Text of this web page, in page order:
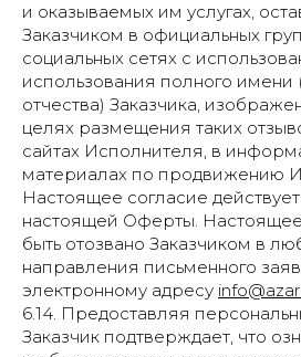
и оказываемых им услугах,
Заказчиком в официальных
социальных сетях с
использования полного
отчества) Заказчика,
целях размещения таких
сайтах Исполнителя, в
материалах по продвижению
Настоящее согласие
настоящей Оферты.
быть отозвано Заказчиком в
направления письменного
электронному адресу
6.14. Предоставляя
Заказчик подтверждает, что